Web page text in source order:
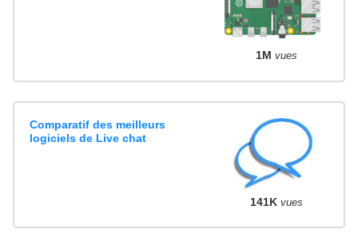
1M vues
Comparatif des meilleurs
logiciels de Live chat
141K vues